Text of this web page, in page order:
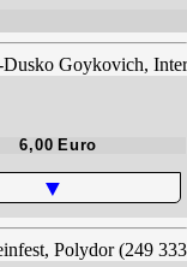
6,00 Euro
▼